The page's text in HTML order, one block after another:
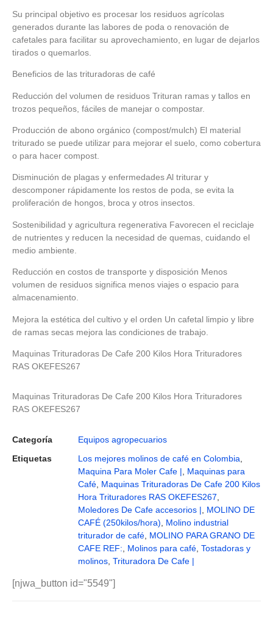
Su principal objetivo es procesar los residuos agrícolas
generados durante las labores de poda o renovación de
cafetales para facilitar su aprovechamiento, en lugar de dejarlos
tirados o quemarlos.
Beneficios de las trituradoras de café
Reducción del volumen de residuos Trituran ramas y tallos en
trozos pequeños, fáciles de manejar o compostar.
Producción de abono orgánico (compost/mulch) El material
triturado se puede utilizar para mejorar el suelo, como cobertura
o para hacer compost.
Disminución de plagas y enfermedades Al triturar y
descomponer rápidamente los restos de poda, se evita la
proliferación de hongos, broca y otros insectos.
Sostenibilidad y agricultura regenerativa Favorecen el reciclaje
de nutrientes y reducen la necesidad de quemas, cuidando el
medio ambiente.
Reducción en costos de transporte y disposición Menos
volumen de residuos significa menos viajes o espacio para
almacenamiento.
Mejora la estética del cultivo y el orden Un cafetal limpio y libre
de ramas secas mejora las condiciones de trabajo.
Maquinas Trituradoras De Cafe 200 Kilos Hora Trituradores
RAS OKEFES267
Maquinas Trituradoras De Cafe 200 Kilos Hora Trituradores
RAS OKEFES267
Categoría
Equipos agropecuarios
Etiquetas
Los mejores molinos de café en Colombia
Maquina Para Moler Cafe |
Maquinas para
Café Maquinas Trituradoras De Cafe 200 Kilos
Hora Trituradores RAS OKEFES267
Moledores De Cafe accesorios |
MOLINO DE
CAFÉ (250kilos/hora)
Molino industrial
triturador de café MOLINO PARA GRANO DE
CAFE REF:
Molinos para café Tostadoras y
molinos Trituradora De Cafe |
[njwa_button id="5549"]